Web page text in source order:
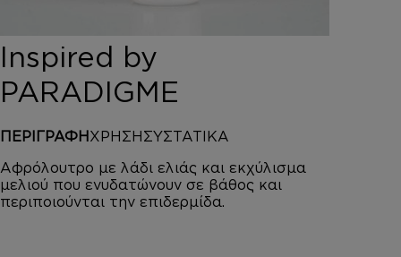
HOROMIA
SPECIAL OFFERS
ΚΑΛΑΘΙ
Inspired by
PARADIGME
ΠΕΡΙΓΡΑΦΗ ΧΡΗΣΗ ΣΥΣΤΑΤΙΚΑ
Αφρόλουτρο με λάδι ελιάς και εκχύλισμα
μελιού που ενυδατώνουν σε βάθος και
περιποιούνται την επιδερμίδα.